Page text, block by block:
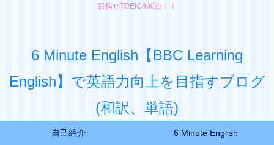
目指せTOEIC800点！！
6 Minute English【BBC Learning
English】で英語力向上を目指すブログ
(和訳、単語)
自己紹介 6 Minute English